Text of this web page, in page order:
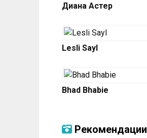
Диана Астер
Lesli Sayl
Bhad Bhabie
Рекомендации